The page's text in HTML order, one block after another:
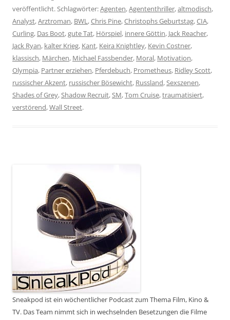
veröffentlicht. Schlagwörter:Agenten,Agententhriller,altmodisch,
Analyst,Arztroman, BWL,Chris Pine,Christophs Geburtstag,CIA,
Curling, Das Boot,gute Tat, Hörspiel, innere Göttin, Jack Reacher,
Jack Ryan, kalter Krieg, Kant, Keira Knightley, Kevin Costner,
klassisch, Märchen, Michael Fassbender, Moral, Motivation,
Olympia, Partner erziehen, Pferdebuch, Prometheus, Ridley Scott,
russischer Akzent, russischer Bösewicht, Russland,Sexszenen,
Shades of Grey,Shadow Recruit,SM,Tom Cruise,traumatisiert,
verstörend,Wall Street.
Sneakpod ist ein wöchentlicher Podcast zum Thema Film, Kino &
TV. Das Team nimmt sich in wechselnden Besetzungen die Filme